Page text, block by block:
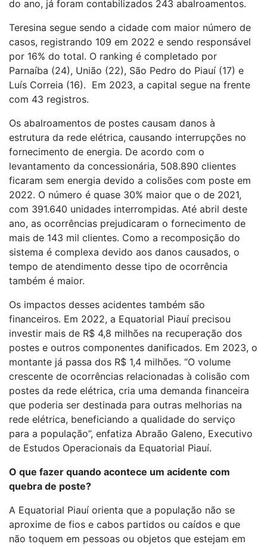
do ano, já foram contabilizados 243 abalroamentos.
Teresina segue sendo a cidade com maior número de
casos, registrando 109 em 2022 e sendo responsável
por 16% do total. O ranking é completado por
Parnaíba (24), União (22), São Pedro do Piauí (17) e
Luís Correia (16). Em 2023, a capital segue na frente
com 43 registros.
Os abalroamentos de postes causam danos à
estrutura da rede elétrica, causando interrupções no
fornecimento de energia. De acordo com o
levantamento da concessionária, 508.890 clientes
ficaram sem energia devido a colisões com poste em
2022. O número é quase 30% maior que o de 2021,
com 391.640 unidades interrompidas. Até abril deste
ano, as ocorrências prejudicaram o fornecimento de
mais de 143 mil clientes. Como a recomposição do
sistema é complexa devido aos danos causados, o
tempo de atendimento desse tipo de ocorrência
também é maior.
Os impactos desses acidentes também são
financeiros. Em 2022, a Equatorial Piauí precisou
investir mais de R$ 4,8 milhões na recuperação dos
postes e outros componentes danificados. Em 2023, o
montante já passa dos R$ 1,4 milhões. “O volume
crescente de ocorrências relacionadas à colisão com
postes da rede elétrica, cria uma demanda financeira
que poderia ser destinada para outras melhorias na
rede elétrica, beneficiando a qualidade do serviço
para a população”, enfatiza Abraão Galeno, Executivo
de Estudos Operacionais da Equatorial Piauí.
O que fazer quando acontece um acidente com
quebra de poste?
A Equatorial Piauí orienta que a população não se
aproxime de fios e cabos partidos ou caídos e que
não toquem em pessoas ou objetos que estejam em